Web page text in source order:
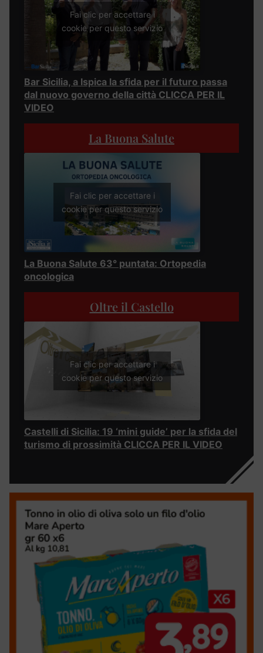
Fai clic per accettare i
cookie per questo servizio
Bar Sicilia, a Ispica la sfida per il futuro passa
dal nuovo governo della città CLICCA PER IL
VIDEO
La Buona Salute
Fai clic per accettare i
cookie per questo servizio
La Buona Salute 63° puntata: Ortopedia
oncologica
Oltre il Castello
Fai clic per accettare i
cookie per questo servizio
Castelli di Sicilia: 19 ‘mini guide’ per la sfida del
turismo di prossimità CLICCA PER IL VIDEO